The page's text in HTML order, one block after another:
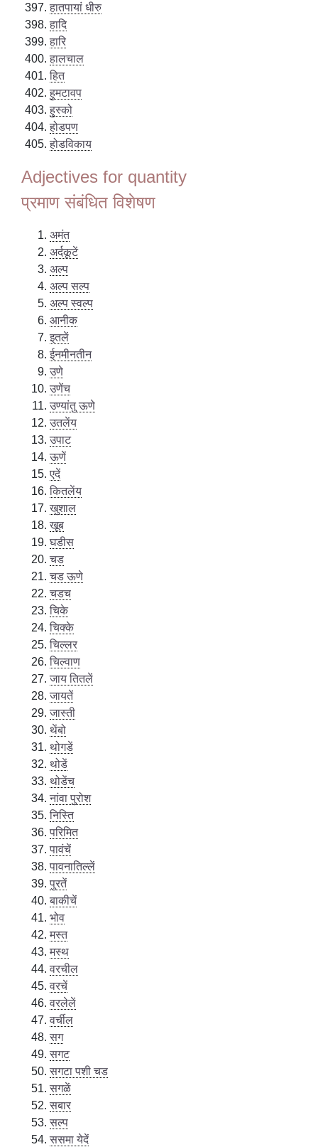
हातपायां धीरु
हादि
हारि
हालचाल
हित
हुमटावप
हुस्को
होडपण
होडविकाय
Adjectives for quantity
प्रमाण संबंधित विशेषण
अमंत
अर्दकूटें
अल्प
अल्प सल्प
अल्प स्वल्प
आनीक
इतलें
ईनमीनतीन
उणे
उणेंच
उण्यांतु ऊणे
उतलेंय
उपाट
ऊणें
एदें
कितलेंय
खुशाल
खूब
घडीस
चड
चड ऊणे
चडच
चिके
चिक्के
चिल्लर
चिल्वाण
जाय तितलें
जायतें
जास्ती
थेंबो
थोगडें
थोडें
थोडेंच
नांवा पुरोश
निस्ति
परिमित
पावंचें
पावनातिल्लें
पुरतें
बाकीचें
भोव
मस्त
मस्थ
वरचील
वरचें
वरलेलें
वर्चील
सग
सगट
सगटा पशी चड
सगळें
सबार
सल्प
ससमा येदें